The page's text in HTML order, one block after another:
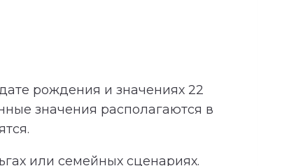
рождения и значениях 22
значения располагаются в
или семейных сценариях.